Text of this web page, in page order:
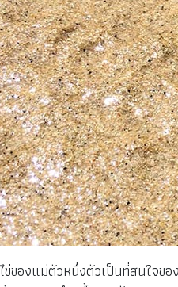
ของแม่ตัวหนึ่งตัวเป็นที่สนใจข